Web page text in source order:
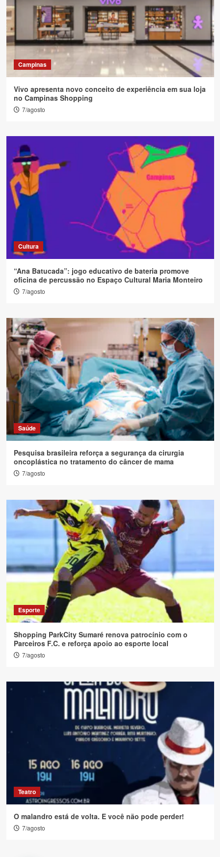
Campinas
Vivo apresenta novo conceito de experiência em sua loja
no Campinas Shopping
7/agosto
Cultura
“Ana Batucada”: jogo educativo de bateria promove
oficina de percussão no Espaço Cultural Maria Monteiro
7/agosto
Saúde
Pesquisa brasileira reforça a segurança da cirurgia
oncoplástica no tratamento do câncer de mama
7/agosto
Esporte
Shopping ParkCity Sumaré renova patrocínio com o
Parceiros F.C. e reforça apoio ao esporte local
7/agosto
Teatro
O malandro está de volta. E você não pode perder!
7/agosto